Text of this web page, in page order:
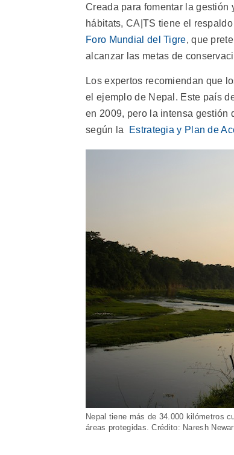
Creada para fomentar la
hábitats, CA|TS tiene el
Foro Mundial del Tigre, que
alcanzar las metas de
Los expertos recomiendan que
el ejemplo de Nepal. Este país
en 2009, pero la intensa gestión
según la
Estrategia y Plan de
Nepal tiene más de 34.000 kilómetros
áreas protegidas. Crédito: Naresh